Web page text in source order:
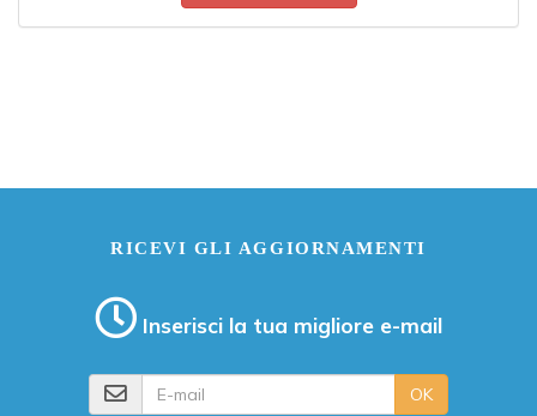
RICEVI GLI AGGIORNAMENTI
Inserisci la tua migliore e-mail
OK